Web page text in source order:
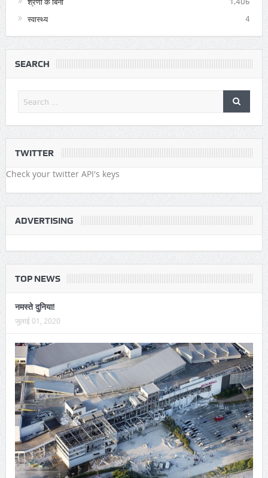
स्वास्थ्य 4
SEARCH
TWITTER
Check your twitter API's keys
ADVERTISING
TOP NEWS
नमस्ते दुनिया!
जुलाई 01, 2020